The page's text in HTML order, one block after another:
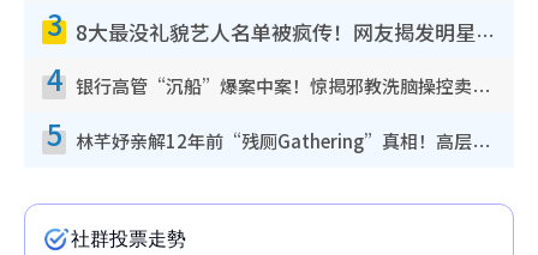
3 8大最没礼貌艺人名单被疯传！网友揭发明星真面目，一致数落这一位是无品天花板？
4 银行高管“沉船”爆案中案！惊揭邪教洗脑操控卖淫被吞600万，幕后黑手讲多错多
5 林芊妤亲解12年前“残厕Gathering”真相！高层解约一句话重创尊严，至今拒返TVB